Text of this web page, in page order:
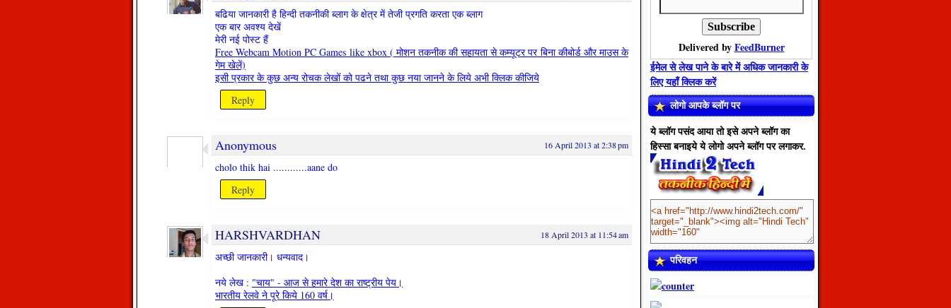
बढिया जानकारी है हिन्दी तकनीकी ब्लाग के क्षेत्र में तेजी प्रगति करता एक ब्लाग
एक बार अवश्य देखें
मेरी नई पोस्ट हैं
Free Webcam Motion PC Games like xbox ( मोशन तकनीक की सहायता से कम्यूटर पर बिना कीबोर्ड और माउस के
गेम खेलें)
इसी प्रकार के कुछ अन्य रोचक लेखों को पढने तथा कुछ नया जानने के लिये अभी क्लिक कीजिये
Reply
Anonymous 16 April 2013 at 2:38 pm
cholo thik hai ............aane do
Reply
HARSHVARDHAN 18 April 2013 at 11:54 am
अच्छी जानकारी। धन्यवाद।
नये लेख : "चाय" - आज से हमारे देश का राष्ट्रीय पेय।
भारतीय रेलवे ने पूरे किये 160 वर्ष।
Delivered byFeedBurner
ईमेल से लेख पाने के बारे में अधिक जानकारी के
लिए यहाँ क्लिक करें
लोगो आपके ब्लॉग पर
ये ब्लॉग पसंद आया तो इसे अपने ब्लॉग का
हिस्सा बनाइये ये लोगो अपने ब्लॉग पर लगाकर.
परिवहन